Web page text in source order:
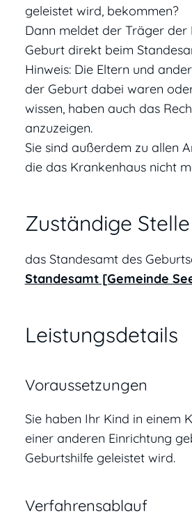
geleistet wird, bekommen?
Dann meldet der Träger der
Geburt direkt beim
Hinweis: Die Eltern und
der Geburt dabei waren
wissen, haben auch das
anzuzeigen.
Sie sind außerdem zu allen
die das Krankenhaus nicht
Zuständige Stelle
das Standesamt des
Standesamt [Gemeinde
Leistungsdetails
Voraussetzungen
Sie haben Ihr Kind in einem
einer anderen Einrichtung
Geburtshilfe geleistet wird.
Verfahrensablauf